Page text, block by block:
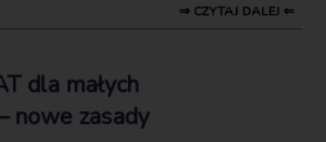
⇒ CZYTAJ DALEJ ⇐
dla małych
nowe zasady